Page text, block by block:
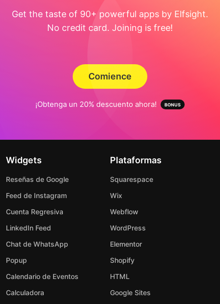
Get the taste of 90+ powerful apps by Elfsight.
No credit card. Joining is free!
Comience
¡Obtenga un 20% descuento ahora!
Widgets
Reseñas de Google
Feed de Instagram
Cuenta Regresiva
LinkedIn Feed
Chat de WhatsApp
Popup
Calendario de Eventos
Calculadora
Plataformas
Squarespace
Wix
Webflow
WordPress
Elementor
Shopify
HTML
Google Sites